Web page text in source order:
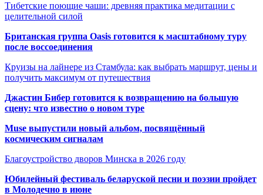
Тибетские поющие чаши: древняя практика медитации с
целительной силой
Британская группа Oasis готовится к масштабному туру
после воссоединения
Круизы на лайнере из Стамбула: как выбрать маршрут, цены и
получить максимум от путешествия
Джастин Бибер готовится к возвращению на большую
сцену: что известно о новом туре
Muse выпустили новый альбом, посвящённый
космическим сигналам
Благоустройство дворов Минска в 2026 году
Юбилейный фестиваль беларуской песни и поэзии пройдет
в Молодечно в июне